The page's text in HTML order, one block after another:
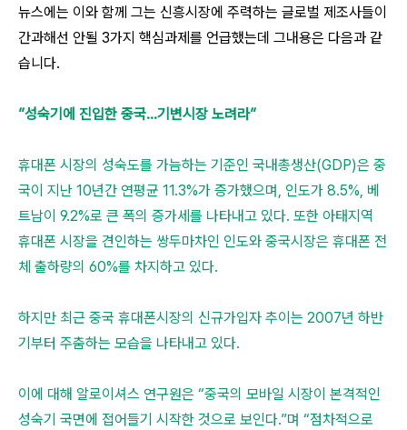
뉴스에는 이와 함께 그는 신흥시장에 주력하는 글로벌 제조사들이
간과해선 안될 3가지 핵심과제를 언급했는데 그내용은 다음과 같
습니다.
”성숙기에 진입한 중국…기변시장 노려라”
휴대폰 시장의 성숙도를 가늠하는 기준인 국내총생산(GDP)은 중
국이 지난 10년간 연평균 11.3%가 증가했으며, 인도가 8.5%, 베
트남이 9.2%로 큰 폭의 증가세를 나타내고 있다. 또한 아태지역
휴대폰 시장을 견인하는 쌍두마차인 인도와 중국시장은 휴대폰 전
체 출하량의 60%를 차지하고 있다.
하지만 최근 중국 휴대폰시장의 신규가입자 추이는 2007년 하반
기부터 주춤하는 모습을 나타내고 있다.
이에 대해 알로이셔스 연구원은 “중국의 모바일 시장이 본격적인
성숙기 국면에 접어들기 시작한 것으로 보인다.”며 “점차적으로